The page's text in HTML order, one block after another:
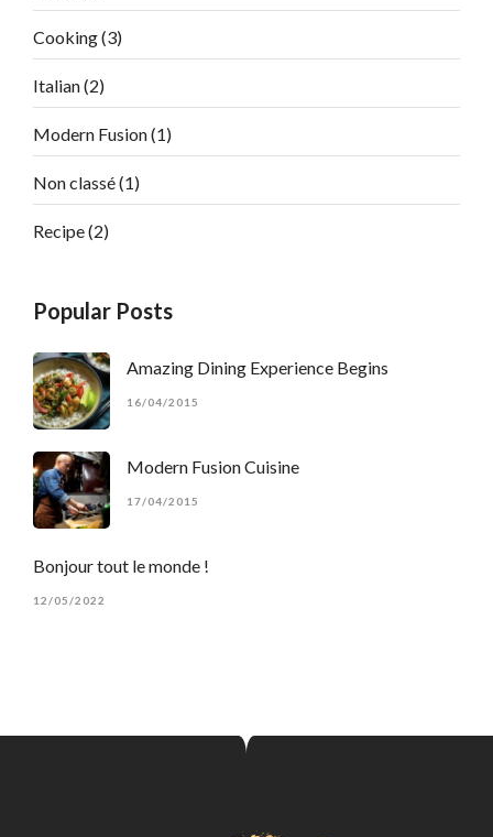
Cooking(3)
Italian(2)
Modern Fusion(1)
Non classé(1)
Recipe(2)
Popular Posts
Amazing Dining Experience Begins
16/04/2015
Modern Fusion Cuisine
17/04/2015
Bonjour tout le monde !
12/05/2022